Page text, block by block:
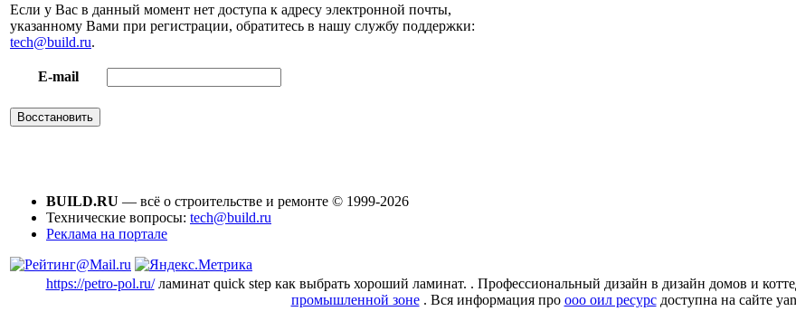
Если у Вас в данный момент нет доступа к адресу электронной почты,
указанному Вами при регистрации, обратитесь в нашу службу поддержки:
tech@build.ru.
E-mail
BUILD.RU — всё о строительстве и ремонте © 1999-2026
Технические вопросы: tech@build.ru
Реклама на портале
https://petro-pol.ru/ламинат quick step как выбрать хороший ламинат. . Профессиональный дизайн в дизайн домов и
промышленной зоне. Вся информация про ооо оил ресурсдоступна на сайте